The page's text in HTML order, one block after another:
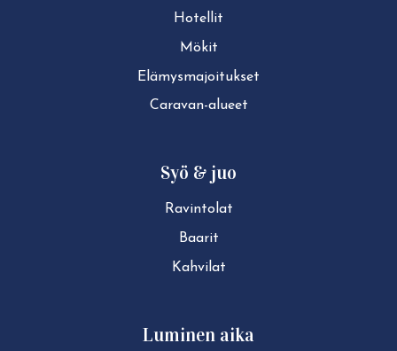
Hotellit
Mökit
Elä­mys­ma­joi­tuk­set
Caravan-alueet
Syö & juo
Ravintolat
Baarit
Kahvilat
Luminen aika